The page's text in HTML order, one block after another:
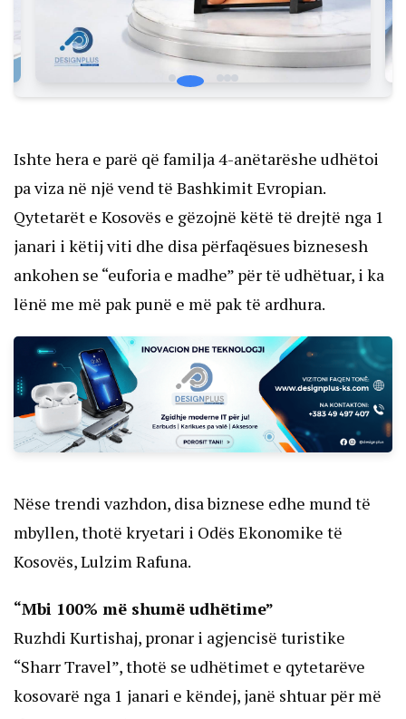
Ishte hera e parë që familja 4-anëtarëshe udhëtoi
pa viza në një vend të Bashkimit Evropian.
Qytetarët e Kosovës e gëzojnë këtë të drejtë nga 1
janari i këtij viti dhe disa përfaqësues biznesesh
ankohen se “euforia e madhe” për të udhëtuar, i ka
lënë me më pak punë e më pak të ardhura.
Nëse trendi vazhdon, disa biznese edhe mund të
mbyllen, thotë kryetari i Odës Ekonomike të
Kosovës, Lulzim Rafuna.
“Mbi 100% më shumë udhëtime”
Ruzhdi Kurtishaj, pronar i agjencisë turistike
“Sharr Travel”, thotë se udhëtimet e qytetarëve
kosovarë nga 1 janari e këndej, janë shtuar për më